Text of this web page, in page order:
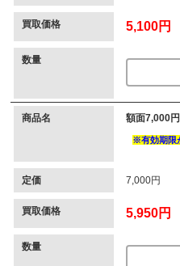
買取価格 5,100円
数量
商品名 額面7,000円
定価 7,000円
買取価格 5,950円
数量